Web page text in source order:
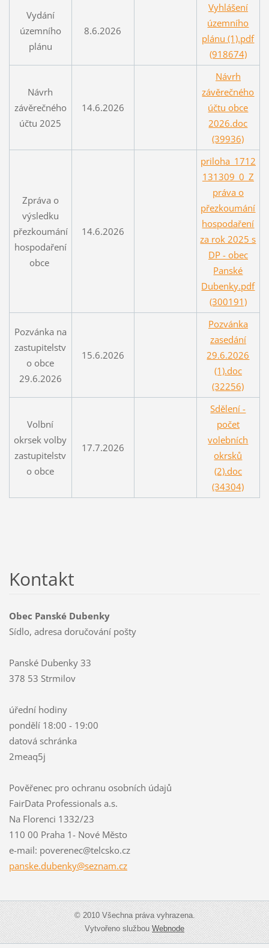
Vydání
územního
plánu
8.6.2026
Vyhlášení
územního
plánu (1).pdf
(918674)
Návrh
závěrečného
účtu 2025
14.6.2026
Návrh
závěrečného
účtu obce
2026.doc
(39936)
Zpráva o
výsledku
přezkoumání
hospodaření
obce
14.6.2026
priloha_1712
131309_0_Z
práva o
přezkoumání
hospodaření
za rok 2025 s
DP - obec
Panské
Dubenky.pdf
(300191)
Pozvánka na
zastupitelstv
o obce
29.6.2026
15.6.2026
Pozvánka
zasedání
29.6.2026
(1).doc
(32256)
Volbní
okrsek volby
zastupitelstv
o obce
17.7.2026
Sdělení -
počet
volebních
okrsků
(2).doc
(34304)
Kontakt
Obec Panské Dubenky
Sídlo, adresa doručování pošty
Panské Dubenky 33
378 53 Strmilov
úřední hodiny
pondělí 18:00 - 19:00
datová schránka
2meaq5j
Pověřenec pro ochranu osobních údajů
FairData Professionals a.s.
Na Florenci 1332/23
110 00 Praha 1- Nové Město
e-mail: poverenec@telcsko.cz
panske.dubenky@seznam.cz
© 2010 Všechna práva vyhrazena.
Vytvořeno službouWebnode